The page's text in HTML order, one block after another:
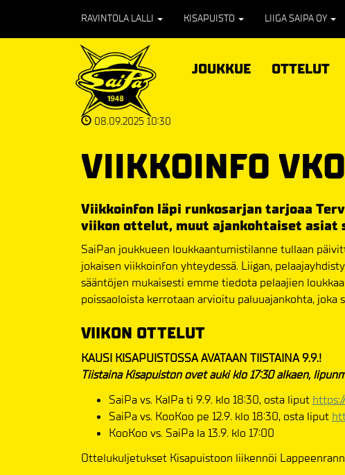
RAVINTOLA LALLI KISAPUISTO LIIGA SAIPA OY
JOUKKUE OTTELUT
08.09.2025 10:30
VIIKKOINFO
Viikkoinfon läpi runkosarjan tarjoaa
viikon ottelut, muut ajankohtaiset asiat
SaiPan joukkueen loukkaantumistilanne tullaan
jokaisen viikkoinfon yhteydessä. Liigan,
sääntöjen mukaisesti emme tiedota pelaajien
poissaoloista kerrotaan arvioitu paluuajankohta, joka
VIIKON OTTELUT
KAUSI KISAPUISTOSSA AVATAAN TIISTAINA 9.9.!
Tiistaina Kisapuiston ovet auki klo 17:30 alkaen,
SaiPa vs. KalPa ti 9.9. klo 18:30, osta liput
SaiPa vs. KooKoo pe 12.9. klo 18:30, osta liput
KooKoo vs. SaiPa la 13.9. klo 17:00
Ottelukuljetukset Kisapuistoon liikennöi